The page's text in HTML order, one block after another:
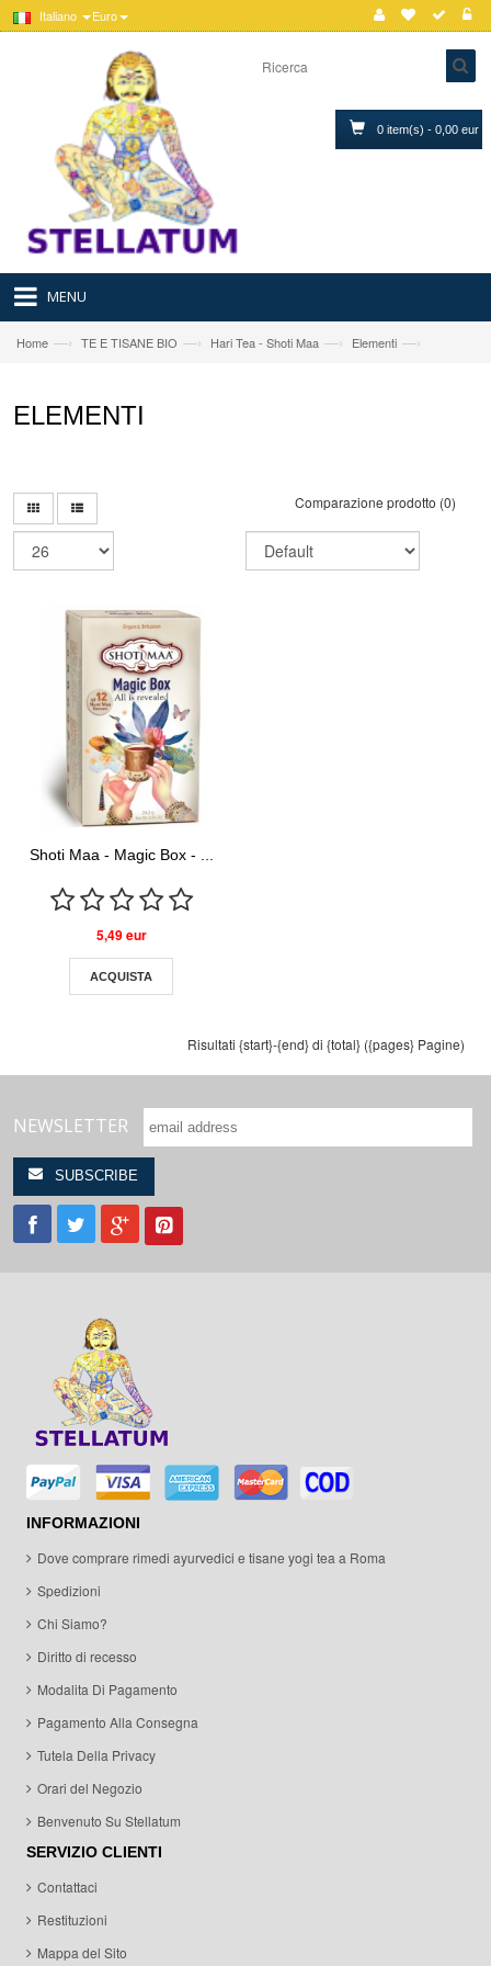
Italiano Euro
0 item(s) - 0,00 eur
MENU
Home —› TE E TISANE BIO —› Hari Tea - Shoti Maa —› Elementi —›
ELEMENTI
Comparazione prodotto (0)
Shoti Maa - Magic Box - ...
5,49 eur
ACQUISTA
Risultati {start}-{end} di {total} ({pages} Pagine)
NEWSLETTER
INFORMAZIONI
Dove comprare rimedi ayurvedici e tisane yogi tea a Roma
Spedizioni
Chi Siamo?
Diritto di recesso
Modalita Di Pagamento
Pagamento Alla Consegna
Tutela Della Privacy
Orari del Negozio
Benvenuto Su Stellatum
SERVIZIO CLIENTI
Contattaci
Restituzioni
Mappa del Sito